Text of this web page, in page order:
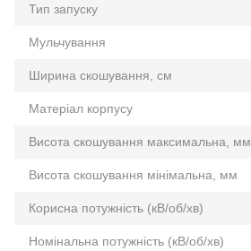
Тип запуску
Мульчування
Ширина скошування, см
Матеріал корпусу
Висота скошування максимальна, мм
Висота скошування мінімальна, мм
Корисна потужність (кВ/об/хв)
Номінальна потужність (кВ/об/хв)